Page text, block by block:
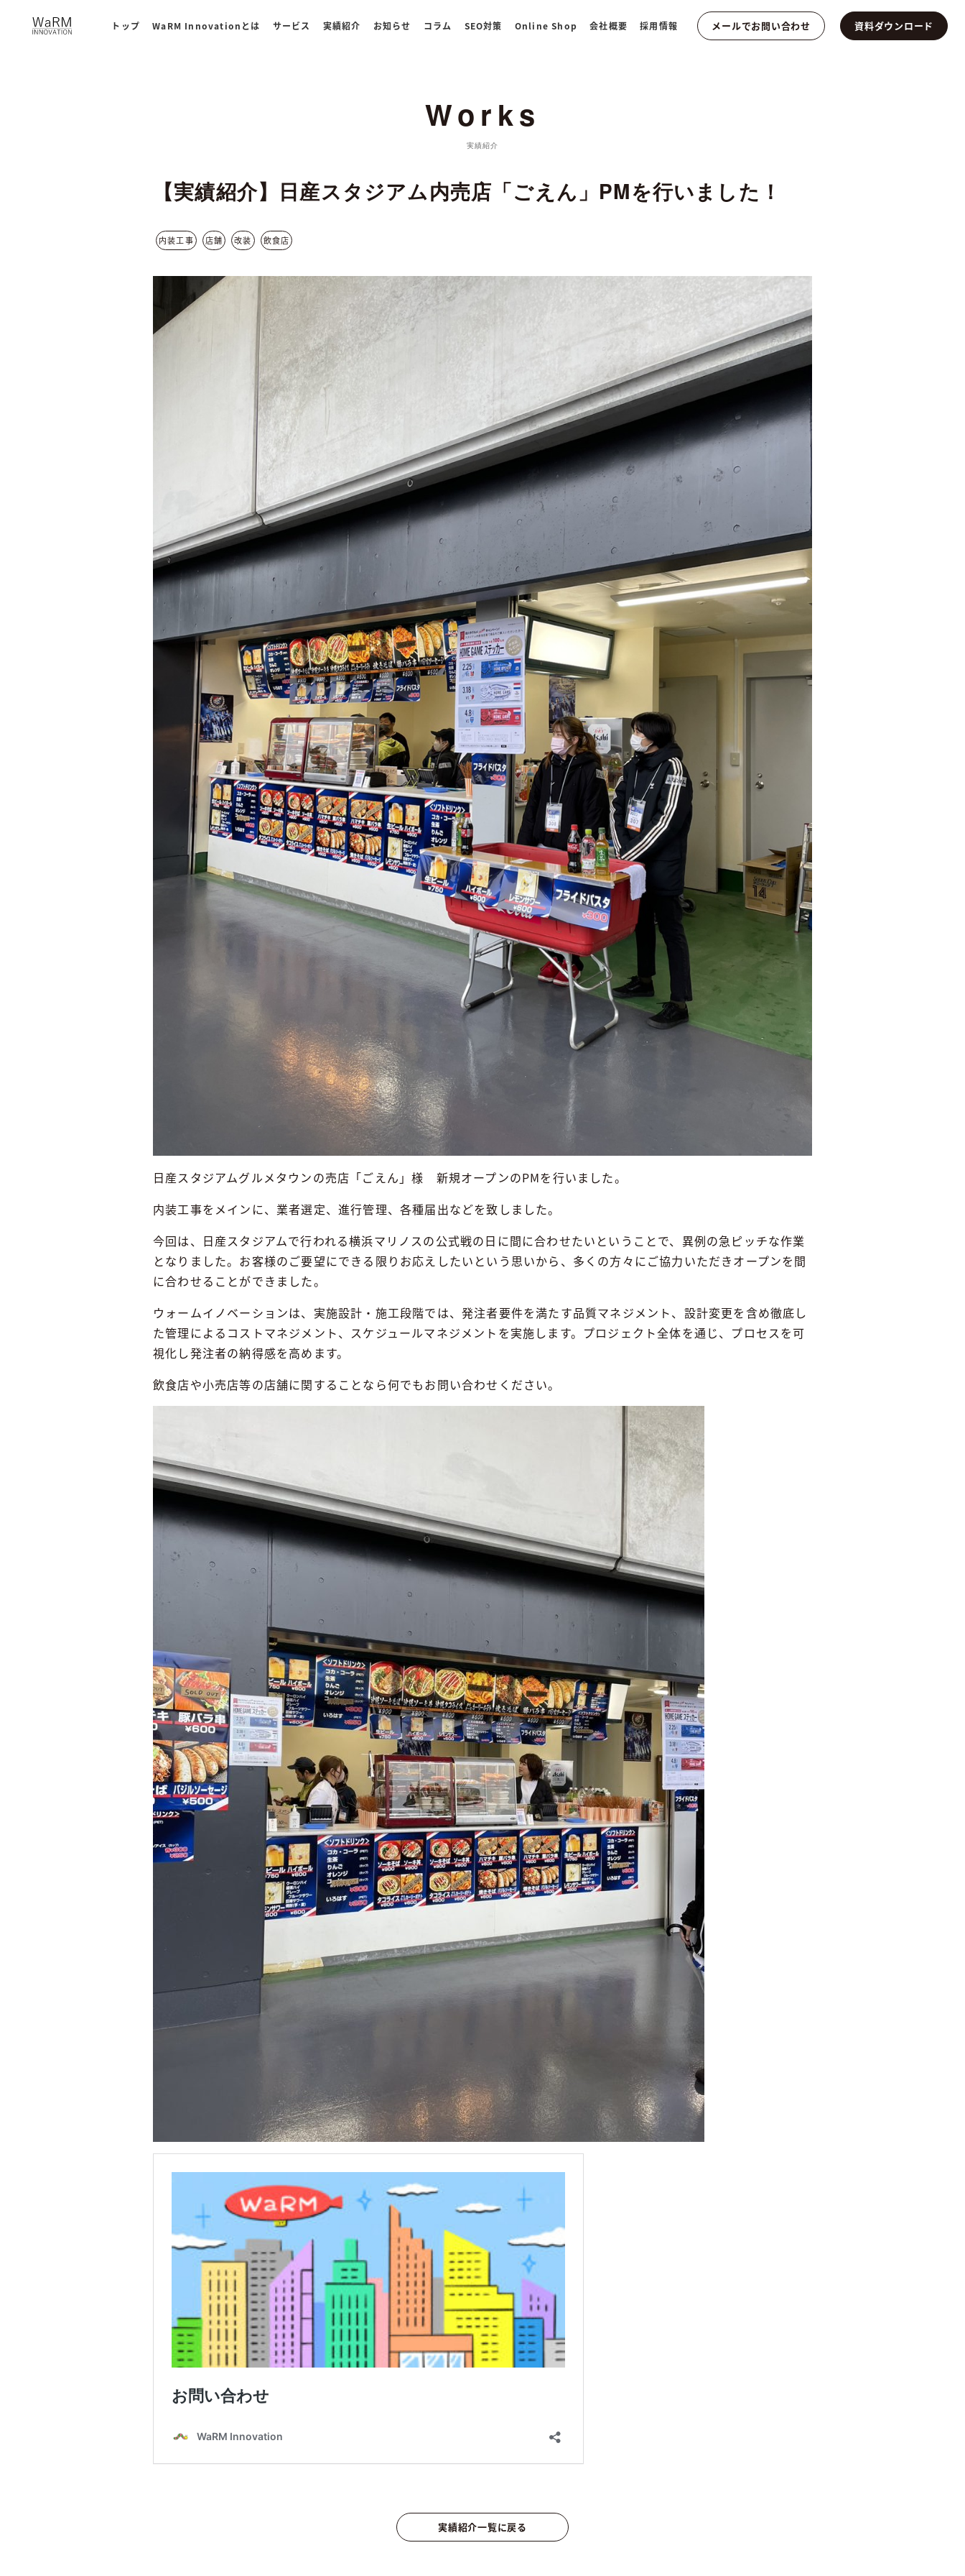
トップ WaRM Innovationとは サービス 実績紹介 お知らせ コラム SEO対策 Online Shop 会社概要 採用情報 メールでお問い合わせ 資料ダウンロード
Works
実績紹介
【実績紹介】日産スタジアム内売店「ごえん」PMを行いました！
内装工事 店舗 改装 飲食店
日産スタジアムグルメタウンの売店「ごえん」様 新規オープンのPMを行いました。
内装工事をメインに、業者選定、進行管理、各種届出などを致しました。
今回は、日産スタジアムで行われる横浜マリノスの公式戦の日に間に合わせたいということで、異例の急ピッチな作業
となりました。お客様のご要望にできる限りお応えしたいという思いから、多くの方々にご協力いただきオープンを間
に合わせることができました。
ウォームイノベーションは、実施設計・施工段階では、発注者要件を満たす品質マネジメント、設計変更を含め徹底し
た管理によるコストマネジメント、スケジュールマネジメントを実施します。プロジェクト全体を通じ、プロセスを可
視化し発注者の納得感を高めます。
飲食店や小売店等の店舗に関することなら何でもお問い合わせください。
実績紹介一覧に戻る